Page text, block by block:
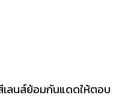
เลนส์ย้อมกันแดดให้ตอบ